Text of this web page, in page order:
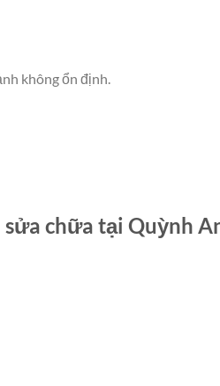
không ổn định.
chữa tại Quỳnh